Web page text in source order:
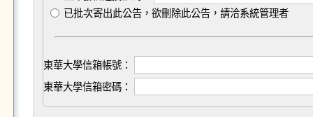
已批次寄出此公告，欲刪除此公告，請洽系統管理者
東華大學信箱帳號：
東華大學信箱密碼：